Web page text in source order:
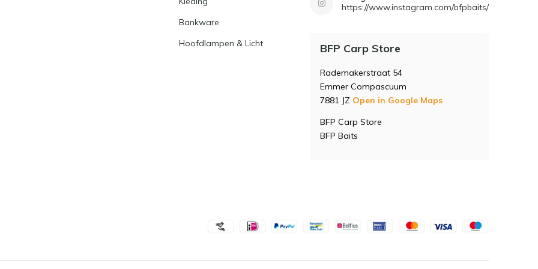
Bankware
Hoofdlampen & Licht
https://www.instagram.com/bfpbaits/
BFP Carp Store
Rademakerstraat 54
Emmer Compascuum
7881 JZ Open in Google Maps
BFP Carp Store
BFP Baits